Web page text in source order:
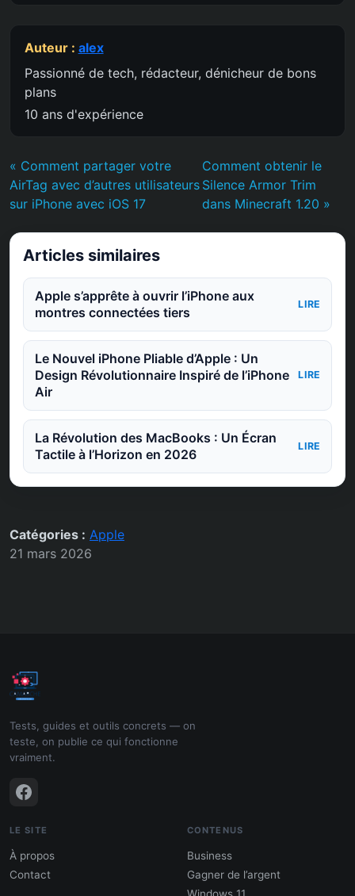
Auteur : alex
Passionné de tech, rédacteur, dénicheur de bons
plans
10 ans d'expérience
« Comment partager votre
AirTag avec d’autres utilisateurs
sur iPhone avec iOS 17
Comment obtenir le
Silence Armor Trim
dans Minecraft 1.20 »
Articles similaires
Apple s’apprête à ouvrir l’iPhone aux
montres connectées tiers
LIRE
Le Nouvel iPhone Pliable d’Apple : Un
Design Révolutionnaire Inspiré de l’iPhone
Air
LIRE
La Révolution des MacBooks : Un Écran
Tactile à l’Horizon en 2026
LIRE
Catégories : Apple
21 mars 2026
Tests, guides et outils concrets — on
teste, on publie ce qui fonctionne
vraiment.
LE SITE
À propos
Contact
CONTENUS
Business
Gagner de l’argent
Windows 11